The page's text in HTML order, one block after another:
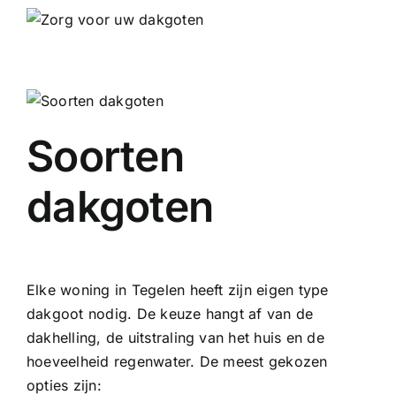
Soorten
dakgoten
Elke woning in Tegelen heeft zijn eigen type
dakgoot nodig. De keuze hangt af van de
dakhelling, de uitstraling van het huis en de
hoeveelheid regenwater. De meest gekozen
opties zijn: